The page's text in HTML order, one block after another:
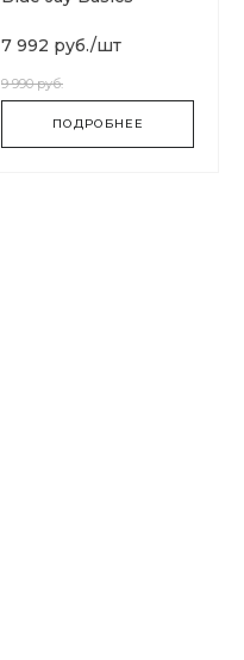
7 992 руб./шт
9 990 руб.
ПОДРОБНЕЕ